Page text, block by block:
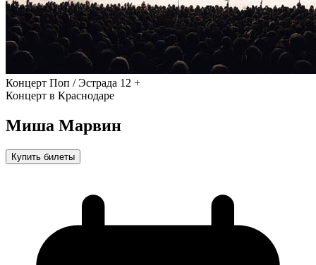
Концерт Поп / Эстрада 12 +
Концерт в Краснодаре
Миша Марвин
Купить билеты